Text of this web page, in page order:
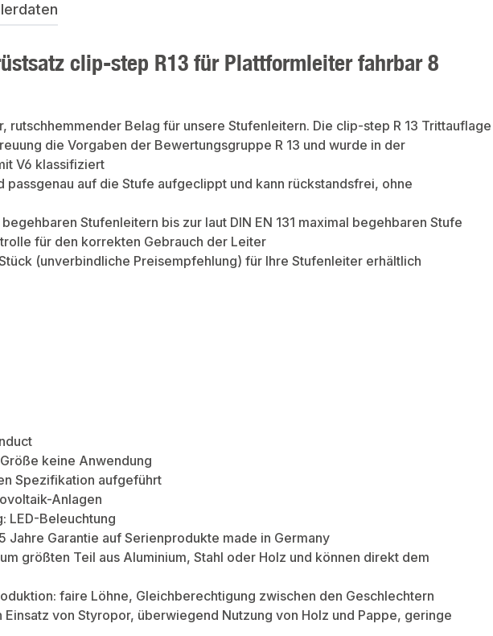
clip-step R13 für Plattformleiter fahrbar 8
Belag für unsere Stufenleitern. Die clip-step R 13 Trittauflage
die Vorgaben der Bewertungsgruppe R 13 und wurde in der
V6 klassifiziert
auf die Stufe aufgeclippt und kann rückstandsfrei, ohne
Stufenleitern bis zur laut DIN EN 131 maximal begehbaren Stufe
für den korrekten Gebrauch der Leiter
(unverbindliche Preisempfehlung) für Ihre Stufenleiter erhältlich
keine Anwendung
Spezifikation aufgeführt
Anlagen
LED-Beleuchtung
Jahre Garantie auf Serienprodukte made in Germany
größten Teil aus Aluminium, Stahl oder Holz und können direkt dem
faire Löhne, Gleichberechtigung zwischen den Geschlechtern
von Styropor, überwiegend Nutzung von Holz und Pappe, geringe